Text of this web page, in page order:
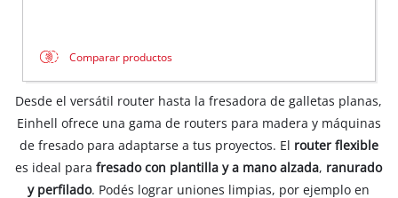
Comparar productos
Desde el versátil router hasta la fresadora de galletas planas,
Einhell ofrece una gama de routers para madera y máquinas
de fresado para adaptarse a tus proyectos. El router flexible
es ideal parafresado con plantilla y a mano alzada, ranurado
y perfilado. Podés lograr uniones limpias, por ejemplo en